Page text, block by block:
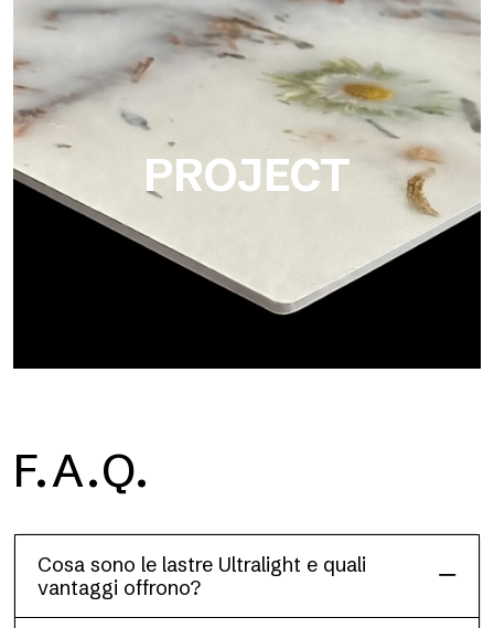
Ultralight Matte è una lastra decorativa con finitura satinata
opaca che emula l’eleganza tattile dei marmi e delle pietre lisce
PROJECT
Project
F.A.Q.
Cosa sono le lastre Ultralight e quali
vantaggi offrono?